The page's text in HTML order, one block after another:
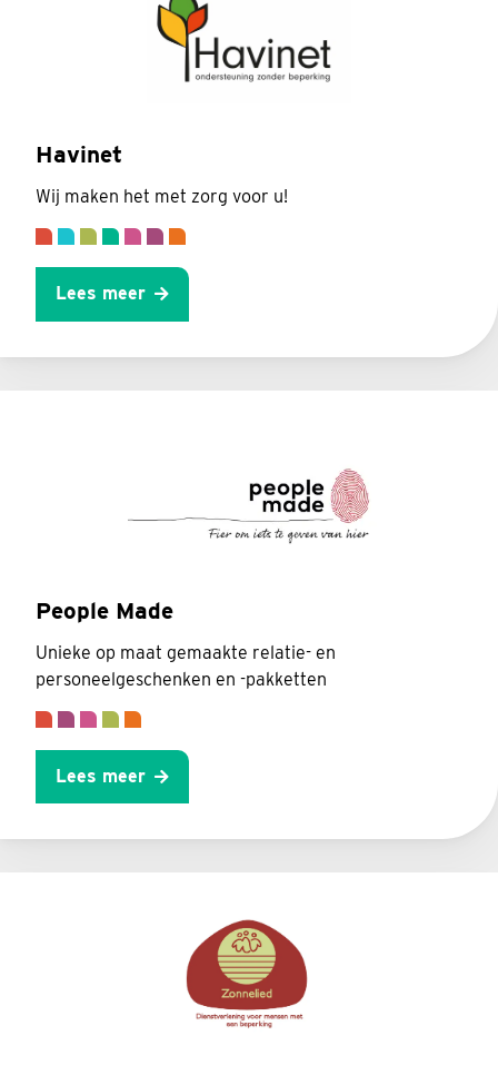
Havinet
Wij maken het met zorg voor u!
Lees meer
People Made
Unieke op maat gemaakte relatie- en
personeelgeschenken en -pakketten
Lees meer